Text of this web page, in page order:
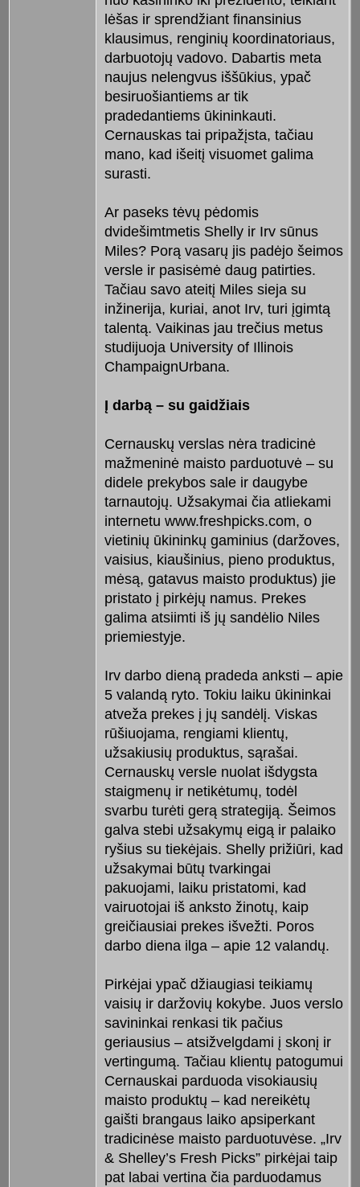
lėšas ir sprendžiant finansinius
klausimus, renginių koordinatoriaus,
darbuotojų vadovo. Dabartis meta
naujus nelengvus iššūkius, ypač
besiruošiantiems ar tik
pradedantiems ūkininkauti.
Cernauskas tai pripažįsta, tačiau
mano, kad išeitį visuomet galima
surasti.
Ar paseks tėvų pėdomis
dvidešimtmetis Shelly ir Irv sūnus
Miles? Porą vasarų jis padėjo šeimos
versle ir pasisėmė daug patirties.
Tačiau savo ateitį Miles sieja su
inžinerija, kuriai, anot Irv, turi įgimtą
talentą. Vaikinas jau trečius metus
studijuoja University of Illinois
ChampaignUrbana.
Į darbą – su gaidžiais
Cernauskų verslas nėra tradicinė
mažmeninė maisto parduotuvė – su
didele prekybos sale ir daugybe
tarnautojų. Užsakymai čia atliekami
internetu www.freshpicks.com, o
vietinių ūkininkų gaminius (daržoves,
vaisius, kiaušinius, pieno produktus,
mėsą, gatavus maisto produktus) jie
pristato į pirkėjų namus. Prekes
galima atsiimti iš jų sandėlio Niles
priemiestyje.
Irv darbo dieną pradeda anksti – apie
5 valandą ryto. Tokiu laiku ūkininkai
atveža prekes į jų sandėlį. Viskas
rūšiuojama, rengiami klientų,
užsakiusių produktus, sąrašai.
Cernauskų versle nuolat išdygsta
staigmenų ir netikėtumų, todėl
svarbu turėti gerą strategiją. Šeimos
galva stebi užsakymų eigą ir palaiko
ryšius su tiekėjais. Shelly prižiūri, kad
užsakymai būtų tvarkingai
pakuojami, laiku pristatomi, kad
vairuotojai iš anksto žinotų, kaip
greičiausiai prekes išvežti. Poros
darbo diena ilga – apie 12 valandų.
Pirkėjai ypač džiaugiasi teikiamų
vaisių ir daržovių kokybe. Juos verslo
savininkai renkasi tik pačius
geriausius – atsižvelgdami į skonį ir
vertingumą. Tačiau klientų patogumui
Cernauskai parduoda visokiausių
maisto produktų – kad nereikėtų
gaišti brangaus laiko apsiperkant
tradicinėse maisto parduotuvėse. „Irv
& Shelley’s Fresh Picks” pirkėjai taip
pat labai vertina čia parduodamus